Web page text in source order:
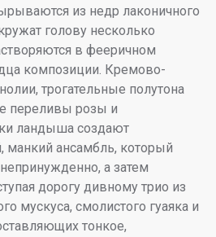
из недр лаконичного
голову несколько
в фееричном
композиции. Кремово-
трогательные полутона
переливы розы и
ландыша создают
манкий ансамбль, который
а затем
дорогу дивному трио из
мускуса, смолистого гуаяка и
тонкое,